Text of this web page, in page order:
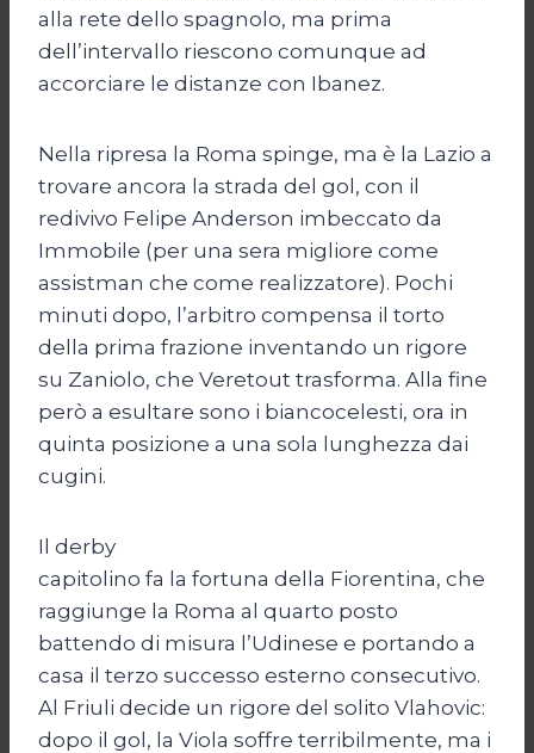
alla rete dello spagnolo, ma prima
dell’intervallo riescono comunque ad
accorciare le distanze con Ibanez.
Nella ripresa la Roma spinge, ma è la Lazio a
trovare ancora la strada del gol, con il
redivivo Felipe Anderson imbeccato da
Immobile (per una sera migliore come
assistman che come realizzatore). Pochi
minuti dopo, l’arbitro compensa il torto
della prima frazione inventando un rigore
su Zaniolo, che Veretout trasforma. Alla fine
però a esultare sono i biancocelesti, ora in
quinta posizione a una sola lunghezza dai
cugini.
Il derby
capitolino fa la fortuna della Fiorentina, che
raggiunge la Roma al quarto posto
battendo di misura l’Udinese e portando a
casa il terzo successo esterno consecutivo.
Al Friuli decide un rigore del solito Vlahovic:
dopo il gol, la Viola soffre terribilmente, ma i